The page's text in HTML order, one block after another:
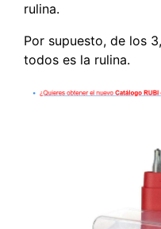
rulina.
Por supuesto, de los
todos es la rulina.